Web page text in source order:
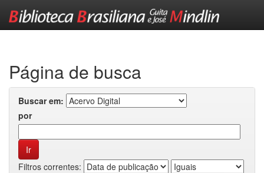
Página de busca
Buscar em:
por
Filtros correntes: